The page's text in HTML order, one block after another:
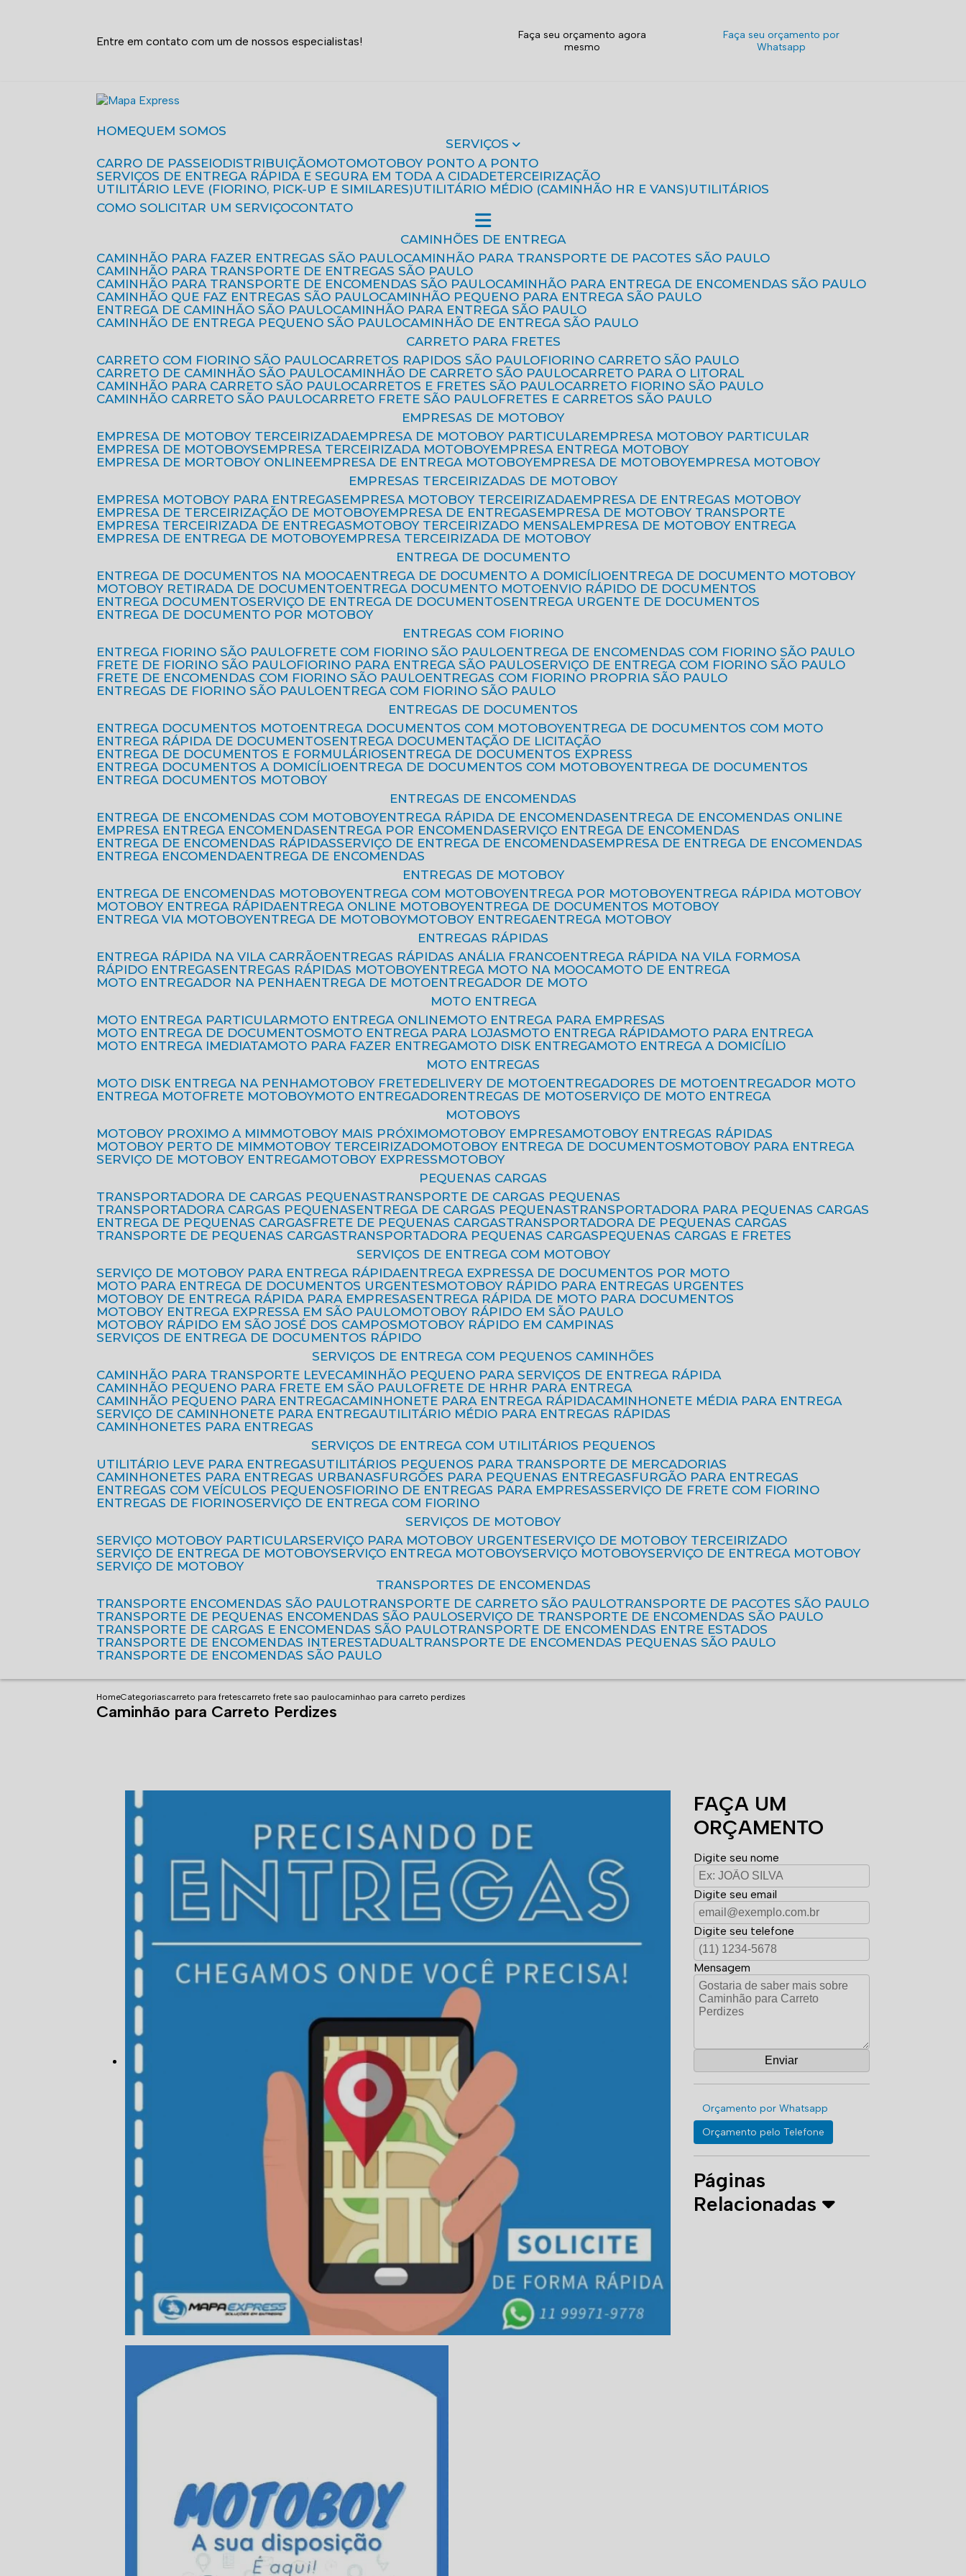
Entre em contato com um de nossos especialistas!
Faça seu orçamento agora
mesmo
Faça seu orçamento por
Whatsapp
HOME
QUEM SOMOS
SERVIÇOS
CARRO DE PASSEIO
DISTRIBUIÇÃO MOTO
MOTOBOY PONTO A PONTO
SERVIÇOS DE ENTREGA RÁPIDA E SEGURA EM TODA A CIDADE
TERCEIRIZAÇÃO
UTILITÁRIO LEVE (FIORINO, PICK-UP E SIMILARES)
UTILITÁRIO MÉDIO (CAMINHÃO HR E VANS)
UTILITÁRIOS
COMO SOLICITAR UM SERVIÇO CONTATO
CAMINHÕES DE ENTREGA
CAMINHÃO PARA FAZER ENTREGAS SÃO PAULO
CAMINHÃO PARA TRANSPORTE DE PACOTES SÃO PAULO
CAMINHÃO PARA TRANSPORTE DE ENTREGAS SÃO PAULO
CAMINHÃO PARA TRANSPORTE DE ENCOMENDAS SÃO PAULO
CAMINHÃO PARA ENTREGA DE ENCOMENDAS SÃO PAULO
CAMINHÃO QUE FAZ ENTREGAS SÃO PAULO
CAMINHÃO PEQUENO PARA ENTREGA SÃO PAULO
ENTREGA DE CAMINHÃO SÃO PAULO
CAMINHÃO PARA ENTREGA SÃO PAULO
CAMINHÃO DE ENTREGA PEQUENO SÃO PAULO
CAMINHÃO DE ENTREGA SÃO PAULO
CARRETO PARA FRETES
CARRETO COM FIORINO SÃO PAULO
CARRETOS RAPIDOS SÃO PAULO
FIORINO CARRETO SÃO PAULO
CARRETO DE CAMINHÃO SÃO PAULO
CAMINHÃO DE CARRETO SÃO PAULO
CARRETO PARA O LITORAL
CAMINHÃO PARA CARRETO SÃO PAULO
CARRETOS E FRETES SÃO PAULO
CARRETO FIORINO SÃO PAULO
CAMINHÃO CARRETO SÃO PAULO
CARRETO FRETE SÃO PAULO
FRETES E CARRETOS SÃO PAULO
EMPRESAS DE MOTOBOY
EMPRESA DE MOTOBOY TERCEIRIZADA
EMPRESA DE MOTOBOY PARTICULAR
EMPRESA MOTOBOY PARTICULAR
EMPRESA DE MOTOBOYS
EMPRESA TERCEIRIZADA MOTOBOY
EMPRESA ENTREGA MOTOBOY
EMPRESA DE MORTOBOY ONLINE
EMPRESA DE ENTREGA MOTOBOY EMPRESA DE MOTOBOY
EMPRESA MOTOBOY
EMPRESAS TERCEIRIZADAS DE MOTOBOY
EMPRESA MOTOBOY PARA ENTREGAS
EMPRESA MOTOBOY TERCEIRIZADA
EMPRESA DE ENTREGAS MOTOBOY
EMPRESA DE TERCEIRIZAÇÃO DE MOTOBOY
EMPRESA DE ENTREGAS
EMPRESA DE MOTOBOY TRANSPORTE
EMPRESA TERCEIRIZADA DE ENTREGAS
MOTOBOY TERCEIRIZADO MENSAL
EMPRESA DE MOTOBOY ENTREGA
EMPRESA DE ENTREGA DE MOTOBOY
EMPRESA TERCEIRIZADA DE MOTOBOY
ENTREGA DE DOCUMENTO
ENTREGA DE DOCUMENTOS NA MOOCA
ENTREGA DE DOCUMENTO A DOMICÍLIO
ENTREGA DE DOCUMENTO MOTOBOY
MOTOBOY RETIRADA DE DOCUMENTO
ENTREGA DOCUMENTO MOTO
ENVIO RÁPIDO DE DOCUMENTOS
ENTREGA DOCUMENTO
SERVIÇO DE ENTREGA DE DOCUMENTOS
ENTREGA URGENTE DE DOCUMENTOS
ENTREGA DE DOCUMENTO POR MOTOBOY
ENTREGAS COM FIORINO
ENTREGA FIORINO SÃO PAULO
FRETE COM FIORINO SÃO PAULO
ENTREGA DE ENCOMENDAS COM FIORINO SÃO PAULO
FRETE DE FIORINO SÃO PAULO
FIORINO PARA ENTREGA SÃO PAULO
SERVIÇO DE ENTREGA COM FIORINO SÃO PAULO
FRETE DE ENCOMENDAS COM FIORINO SÃO PAULO
ENTREGAS COM FIORINO PROPRIA SÃO PAULO
ENTREGAS DE FIORINO SÃO PAULO
ENTREGA COM FIORINO SÃO PAULO
ENTREGAS DE DOCUMENTOS
ENTREGA DOCUMENTOS MOTO
ENTREGA DOCUMENTOS COM MOTOBOY
ENTREGA DE DOCUMENTOS COM MOTO
ENTREGA RÁPIDA DE DOCUMENTOS
ENTREGA DOCUMENTAÇÃO DE LICITAÇÃO
ENTREGA DE DOCUMENTOS E FORMULÁRIOS
ENTREGA DE DOCUMENTOS EXPRESS
ENTREGA DOCUMENTOS A DOMICÍLIO
ENTREGA DE DOCUMENTOS COM MOTOBOY
ENTREGA DE DOCUMENTOS
ENTREGA DOCUMENTOS MOTOBOY
ENTREGAS DE ENCOMENDAS
ENTREGA DE ENCOMENDAS COM MOTOBOY
ENTREGA RÁPIDA DE ENCOMENDAS
ENTREGA DE ENCOMENDAS ONLINE
EMPRESA ENTREGA ENCOMENDAS
ENTREGA POR ENCOMENDA
SERVIÇO ENTREGA DE ENCOMENDAS
ENTREGA DE ENCOMENDAS RÁPIDAS
SERVIÇO DE ENTREGA DE ENCOMENDAS
EMPRESA DE ENTREGA DE ENCOMENDAS
ENTREGA ENCOMENDA
ENTREGA DE ENCOMENDAS
ENTREGAS DE MOTOBOY
ENTREGA DE ENCOMENDAS MOTOBOY
ENTREGA COM MOTOBOY ENTREGA POR MOTOBOY
ENTREGA RÁPIDA MOTOBOY
MOTOBOY ENTREGA RÁPIDA
ENTREGA ONLINE MOTOBOY
ENTREGA DE DOCUMENTOS MOTOBOY
ENTREGA VIA MOTOBOY
ENTREGA DE MOTOBOY MOTOBOY ENTREGA
ENTREGA MOTOBOY
ENTREGAS RÁPIDAS
ENTREGA RÁPIDA NA VILA CARRÃO
ENTREGAS RÁPIDAS ANÁLIA FRANCO
ENTREGA RÁPIDA NA VILA FORMOSA
RÁPIDO ENTREGAS
ENTREGAS RÁPIDAS MOTOBOY ENTREGA MOTO NA MOOCA
MOTO DE ENTREGA
MOTO ENTREGADOR NA PENHA
ENTREGA DE MOTO
ENTREGADOR DE MOTO
MOTO ENTREGA
MOTO ENTREGA PARTICULAR
MOTO ENTREGA ONLINE
MOTO ENTREGA PARA EMPRESAS
MOTO ENTREGA DE DOCUMENTOS
MOTO ENTREGA PARA LOJAS MOTO ENTREGA RÁPIDA
MOTO PARA ENTREGA
MOTO ENTREGA IMEDIATA
MOTO PARA FAZER ENTREGA MOTO DISK ENTREGA
MOTO ENTREGA A DOMICÍLIO
MOTO ENTREGAS
MOTO DISK ENTREGA NA PENHA
MOTOBOY FRETE DELIVERY DE MOTO ENTREGADORES DE MOTO
ENTREGADOR MOTO
ENTREGA MOTO
FRETE MOTOBOY MOTO ENTREGADOR ENTREGAS DE MOTO
SERVIÇO DE MOTO ENTREGA
MOTOBOYS
MOTOBOY PROXIMO A MIM
MOTOBOY MAIS PRÓXIMO MOTOBOY EMPRESA
MOTOBOY ENTREGAS RÁPIDAS
MOTOBOY PERTO DE MIM
MOTOBOY TERCEIRIZADO MOTOBOY ENTREGA DE DOCUMENTOS
MOTOBOY PARA ENTREGA
SERVIÇO DE MOTOBOY ENTREGA
MOTOBOY EXPRESS
MOTOBOY
PEQUENAS CARGAS
TRANSPORTADORA DE CARGAS PEQUENAS
TRANSPORTE DE CARGAS PEQUENAS
TRANSPORTADORA CARGAS PEQUENAS
ENTREGA DE CARGAS PEQUENAS
TRANSPORTADORA PARA PEQUENAS CARGAS
ENTREGA DE PEQUENAS CARGAS
FRETE DE PEQUENAS CARGAS
TRANSPORTADORA DE PEQUENAS CARGAS
TRANSPORTE DE PEQUENAS CARGAS
TRANSPORTADORA PEQUENAS CARGAS
PEQUENAS CARGAS E FRETES
SERVIÇOS DE ENTREGA COM MOTOBOY
SERVIÇO DE MOTOBOY PARA ENTREGA RÁPIDA
ENTREGA EXPRESSA DE DOCUMENTOS POR MOTO
MOTO PARA ENTREGA DE DOCUMENTOS URGENTES
MOTOBOY RÁPIDO PARA ENTREGAS URGENTES
MOTOBOY DE ENTREGA RÁPIDA PARA EMPRESAS
ENTREGA RÁPIDA DE MOTO PARA DOCUMENTOS
MOTOBOY ENTREGA EXPRESSA EM SÃO PAULO
MOTOBOY RÁPIDO EM SÃO PAULO
MOTOBOY RÁPIDO EM SÃO JOSÉ DOS CAMPOS
MOTOBOY RÁPIDO EM CAMPINAS
SERVIÇOS DE ENTREGA DE DOCUMENTOS RÁPIDO
SERVIÇOS DE ENTREGA COM PEQUENOS CAMINHÕES
CAMINHÃO PARA TRANSPORTE LEVE
CAMINHÃO PEQUENO PARA SERVIÇOS DE ENTREGA RÁPIDA
CAMINHÃO PEQUENO PARA FRETE EM SÃO PAULO
FRETE DE HR
HR PARA ENTREGA
CAMINHÃO PEQUENO PARA ENTREGA CAMINHONETE PARA ENTREGA RÁPIDA CAMINHONETE MÉDIA PARA ENTREGA
SERVIÇO DE CAMINHONETE PARA ENTREGA
UTILITÁRIO MÉDIO PARA ENTREGAS RÁPIDAS
CAMINHONETES PARA ENTREGAS
SERVIÇOS DE ENTREGA COM UTILITÁRIOS PEQUENOS
UTILITÁRIO LEVE PARA ENTREGAS
UTILITÁRIOS PEQUENOS PARA TRANSPORTE DE MERCADORIAS
CAMINHONETES PARA ENTREGAS URBANAS
FURGÕES PARA PEQUENAS ENTREGAS
FURGÃO PARA ENTREGAS
ENTREGAS COM VEÍCULOS PEQUENOS
FIORINO DE ENTREGAS PARA EMPRESAS
SERVIÇO DE FRETE COM FIORINO
ENTREGAS DE FIORINO
SERVIÇO DE ENTREGA COM FIORINO
SERVIÇOS DE MOTOBOY
SERVIÇO MOTOBOY PARTICULAR
SERVIÇO PARA MOTOBOY URGENTE
SERVIÇO DE MOTOBOY TERCEIRIZADO
SERVIÇO DE ENTREGA DE MOTOBOY
SERVIÇO ENTREGA MOTOBOY SERVIÇO MOTOBOY
SERVIÇO DE ENTREGA MOTOBOY
SERVIÇO DE MOTOBOY
TRANSPORTES DE ENCOMENDAS
TRANSPORTE ENCOMENDAS SÃO PAULO
TRANSPORTE DE CARRETO SÃO PAULO
TRANSPORTE DE PACOTES SÃO PAULO
TRANSPORTE DE PEQUENAS ENCOMENDAS SÃO PAULO
SERVIÇO DE TRANSPORTE DE ENCOMENDAS SÃO PAULO
TRANSPORTE DE CARGAS E ENCOMENDAS SÃO PAULO
TRANSPORTE DE ENCOMENDAS ENTRE ESTADOS
TRANSPORTE DE ENCOMENDAS INTERESTADUAL
TRANSPORTE DE ENCOMENDAS PEQUENAS SÃO PAULO
TRANSPORTE DE ENCOMENDAS SÃO PAULO
HomeCategoriascarreto para fretescarreto frete sao paulocaminhao para carreto perdizes
Caminhão para Carreto Perdizes
FAÇA UM
ORÇAMENTO
Digite seu nome
Digite seu email
Digite seu telefone
Mensagem
Orçamento por Whatsapp
Orçamento pelo Telefone
Páginas
Relacionadas